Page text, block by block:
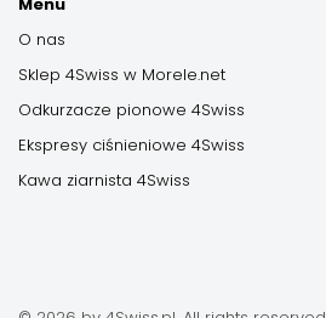
O nas
Sklep 4Swiss w Morele.net
Odkurzacze pionowe 4Swiss
Ekspresy ciśnieniowe 4Swiss
Kawa ziarnista 4Swiss